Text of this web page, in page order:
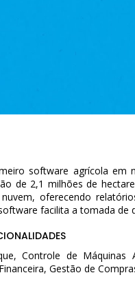
software agrícola em
de 2,1 milhões de
oferecendo
facilita a tomada de
Controle de Máquinas
Gestão de